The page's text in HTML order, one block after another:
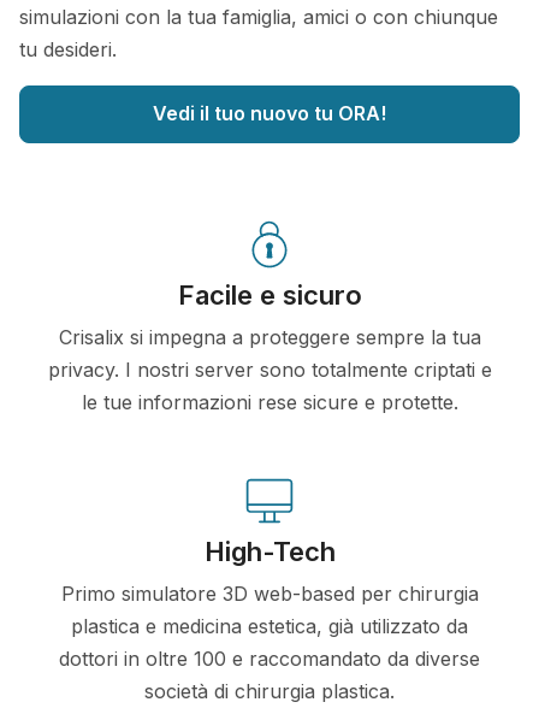
simulazioni con la tua famiglia, amici o con chiunque
tu desideri.
Vedi il tuo nuovo tu ORA!
Facile e sicuro
Crisalix si impegna a proteggere sempre la tua
privacy. I nostri server sono totalmente criptati e
le tue informazioni rese sicure e protette.
High-Tech
Primo simulatore 3D web-based per chirurgia
plastica e medicina estetica, già utilizzato da
dottori in oltre 100 e raccomandato da diverse
società di chirurgia plastica.